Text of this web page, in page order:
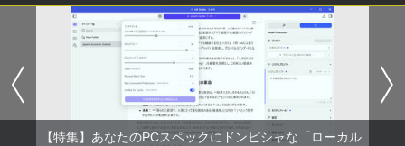
【特集】あなたのPCスペックにドンピシャな「ローカル